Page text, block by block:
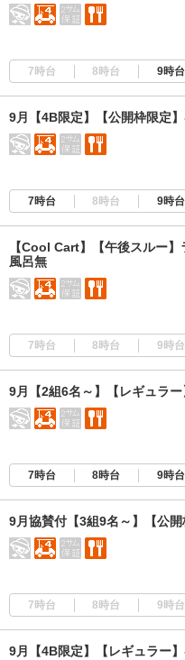
7時台 8時台 9時台
9月【4B限定】【公開枠限定
7時台 8時台 9時台
【Cool Cart】【午後スルー
風呂無
7時台 8時台 9時台
9月【2組6名～】【レギュラ
7時台 8時台 9時台
9月協賛付【3組9名～】【公
7時台 8時台 9時台
9月【4B限定】【レギュラー